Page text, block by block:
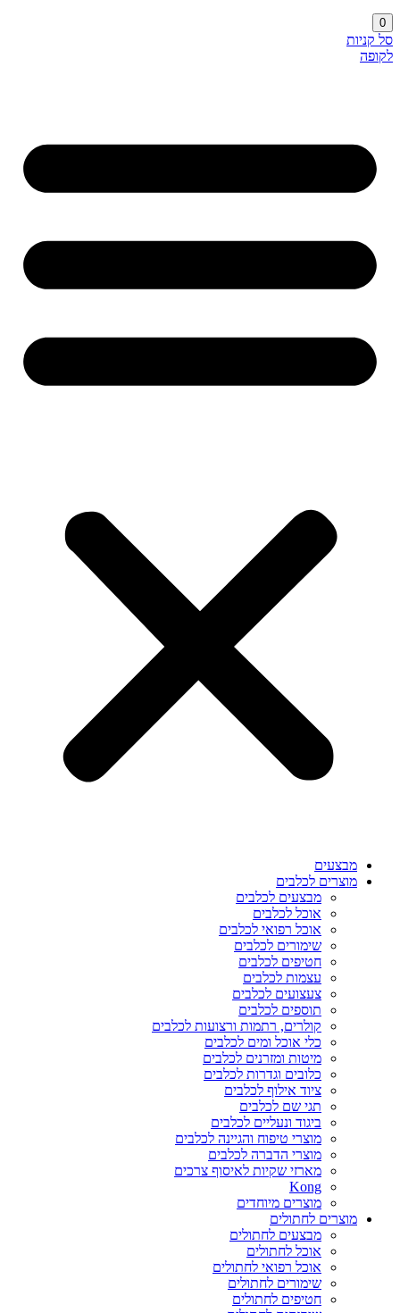
0
סל קניות
לקופה
מבצעים
מוצרים לכלבים
מבצעים לכלבים
אוכל לכלבים
אוכל רפואי לכלבים
שימורים לכלבים
חטיפים לכלבים
עצמות לכלבים
צעצועים לכלבים
תוספים לכלבים
קולרים, רתמות ורצועות לכלבים
כלי אוכל ומים לכלבים
מיטות ומזרנים לכלבים
כלובים וגדרות לכלבים
ציוד אילוף לכלבים
תגי שם לכלבים
ביגוד ונעליים לכלבים
מוצרי טיפוח והגיינה לכלבים
מוצרי הדברה לכלבים
מארזי שקיות לאיסוף צרכים
Kong
מוצרים מיוחדים
מוצרים לחתולים
מבצעים לחתולים
אוכל לחתולים
אוכל רפואי לחתולים
שימורים לחתולים
חטיפים לחתולים